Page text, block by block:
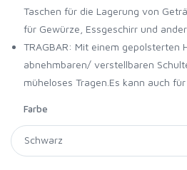
Taschen für die Lagerung von
für Gewürze, Essgeschirr und
TRAGBAR: Mit einem gepolsterten
abnehmbaren/ verstellbaren
müheloses Tragen.Es kann auch für
Farbe